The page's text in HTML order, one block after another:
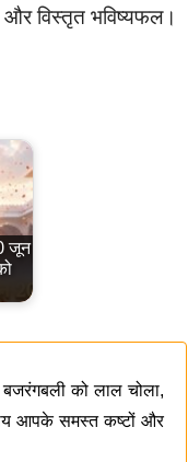
विस्तृत भविष्यफल।
जून
को लाल चोला,
आपके समस्त कष्टों और